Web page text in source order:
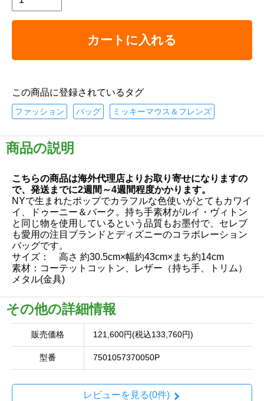
カートに入れる
この商品に登録されているタグ
ファッション バッグ ミッキーマウス＆フレンズ
商品の説明
こちらの商品は海外代理店よりお取り寄せになりますの
で、発送までに2週間～4週間程度かかります。
NYで生まれたポップでカラフルな色使いがとてもカワイ
イ、ドゥーニー＆バーク。持ち手素材がルイ・ヴィトン
と同じ物を使用しているという品質もお墨付で、セレブ
も愛用の注目ブランドとディズニーのコラボレーション
バッグです。
サイズ： 高さ 約30.5cm×幅約43cm×まち約14cm
素材：コーテットコットン、レザー（持ち手、トリム）
メタル(金具)
その他の詳細情報
販売価格 121,600円(税込133,760円)
型番 7501057370050P
レビューを見る(0件)